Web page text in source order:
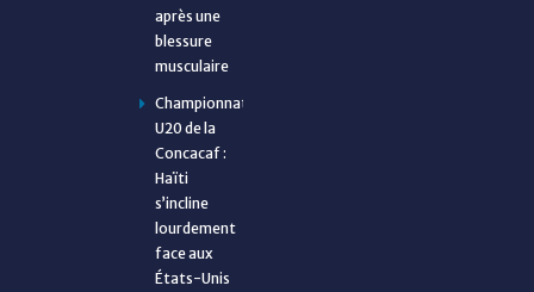
après une
blessure
musculaire
Championnat
U20 de la
Concacaf :
Haïti
s’incline
lourdement
face aux
États-Unis